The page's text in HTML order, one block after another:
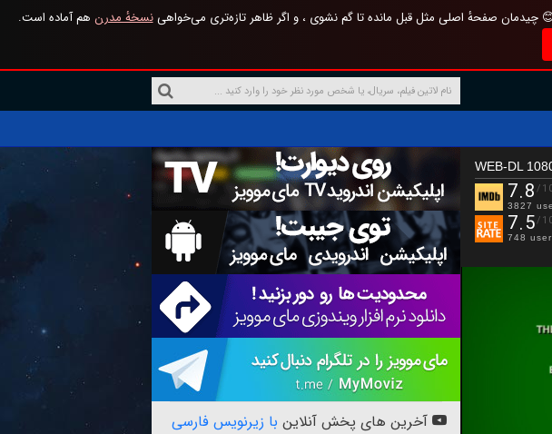
چیدمان صفحهٔ اصلی مثل قبل مانده تا گم نشوی ، و اگر ظاهر تازه‌تری می‌خواهینسخهٔ مدرن هم آماده است.
WEB-DL
7.8 /
3827
7.5/
748
آخرین های پخش آنلاین با زیرنویس فارسی